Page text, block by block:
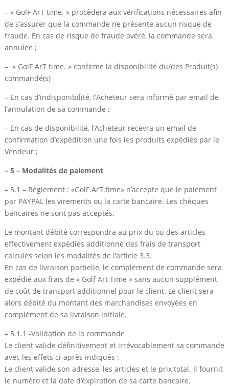
– « GolF ArT time. » procèdera aux vérifications nécessaires afin
de s’assurer que la commande ne présente aucun risque de
fraude. En cas de risque de fraude avéré, la commande sera
annulée ;
– « GolF ArT time. » confirme la disponibilité du/des Produit(s)
commandé(s)
– En cas d’indisponibilité, l’Acheteur sera informé par email de
l’annulation de sa commande ;
– En cas de disponibilité, l’Acheteur recevra un email de
confirmation d’expédition une fois les produits expédiés par le
Vendeur ;
– 5 – Modalités de paiement
– 5.1 – Règlement : «GolF.ArT.time» n’accepte que le paiement
par PAYPAL les virements ou la carte bancaire. Les chèques
bancaires ne sont pas acceptés.
Le montant débité correspondra au prix du ou des articles
effectivement expédiés additionné des frais de transport
calculés selon les modalités de l’article 3.3.
En cas de livraison partielle, le complément de commande sera
expédié aux frais de « Golf Art Time » sans aucun supplément
de coût de transport additionnel pour le client. Le client sera
alors débité du montant des marchandises envoyées en
complément de sa livraison initiale.
– 5.1.1 -Validation de la commande
Le client valide définitivement et irrévocablement sa commande
avec les effets ci-après indiqués :
Le client valide son adresse, les articles et le prix total. Il fournit
le numéro et la date d’expiration de sa carte bancaire.